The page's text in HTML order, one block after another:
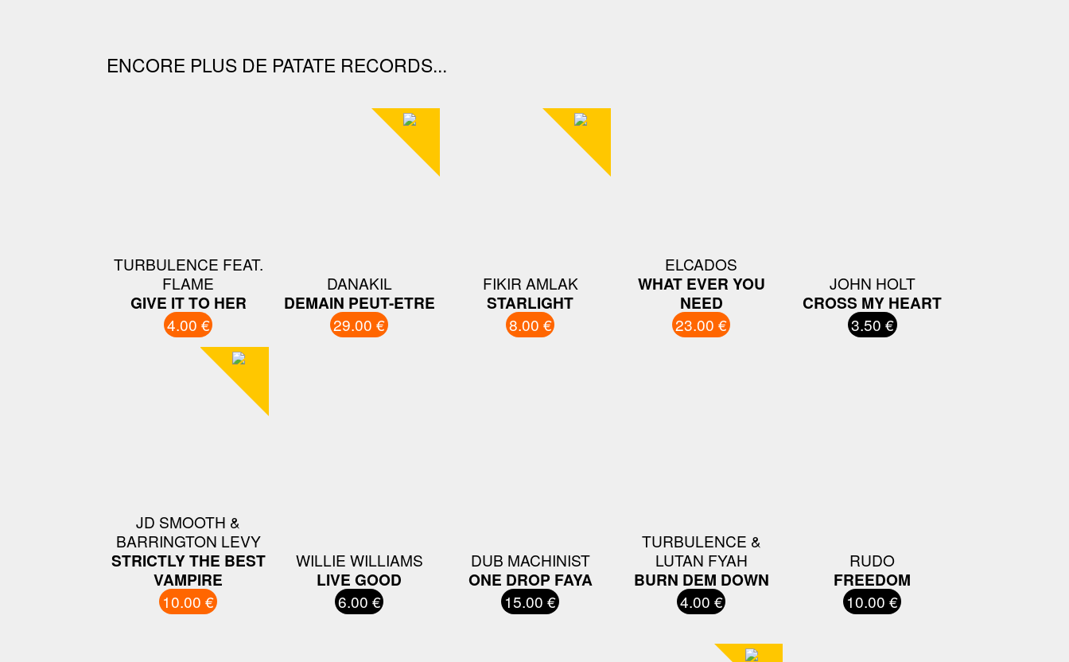
ENCORE PLUS DE PATATE RECORDS...
TURBULENCE FEAT.
FLAME
GIVE IT TO HER
4.00 €
DANAKIL
DEMAIN PEUT-ETRE
29.00 €
FIKIR AMLAK
STARLIGHT
8.00 €
ELCADOS
WHAT EVER YOU
NEED
23.00 €
JOHN HOLT
CROSS MY HEART
3.50 €
JD SMOOTH &
BARRINGTON LEVY
STRICTLY THE BEST
VAMPIRE
10.00 €
WILLIE WILLIAMS
LIVE GOOD
6.00 €
DUB MACHINIST
ONE DROP FAYA
15.00 €
TURBULENCE &
LUTAN FYAH
BURN DEM DOWN
4.00 €
RUDO
FREEDOM
10.00 €